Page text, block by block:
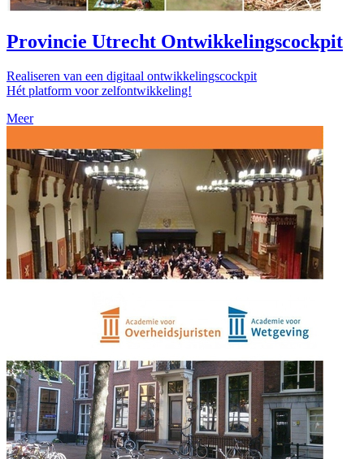
Provincie Utrecht Ontwikkelingscockpit
Realiseren van een digitaal ontwikkelingscockpit
Hét platform voor zelfontwikkeling!
Meer